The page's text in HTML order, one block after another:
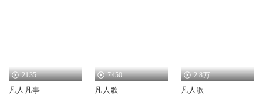
2135
凡人凡事
7450
凡人歌
2.8万
凡人歌